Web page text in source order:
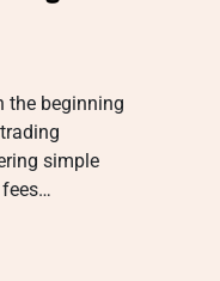
the beginning
simple